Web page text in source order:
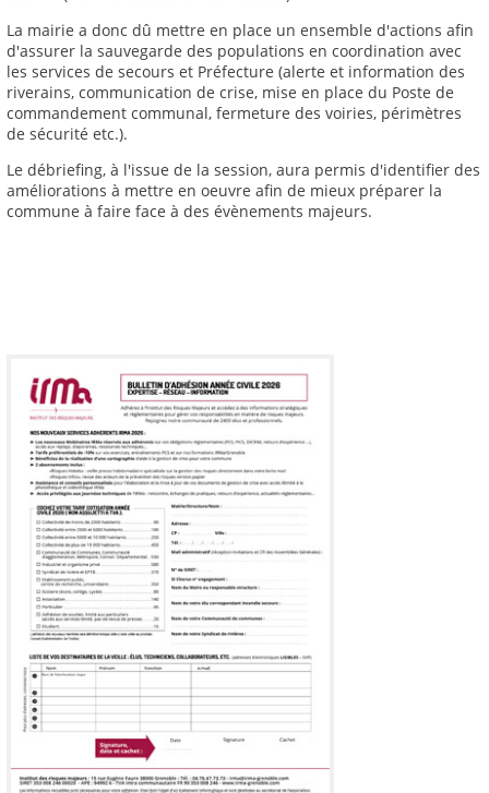
La mairie a donc dû mettre en place un ensemble d'actions afin
d'assurer la sauvegarde des populations en coordination avec
les services de secours et Préfecture (alerte et information des
riverains, communication de crise, mise en place du Poste de
commandement communal, fermeture des voiries, périmètres
de sécurité etc.).
Le débriefing, à l'issue de la session, aura permis d'identifier des
améliorations à mettre en oeuvre afin de mieux préparer la
commune à faire face à des évènements majeurs.